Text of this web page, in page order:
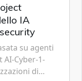
IA
su agenti
Cyber-1-
di